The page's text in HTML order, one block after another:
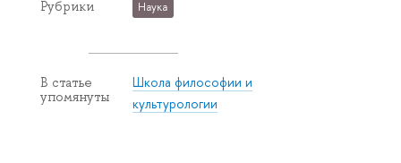
Рубрики Наука
В статье
упомянуты
Школа философии и
культурологии